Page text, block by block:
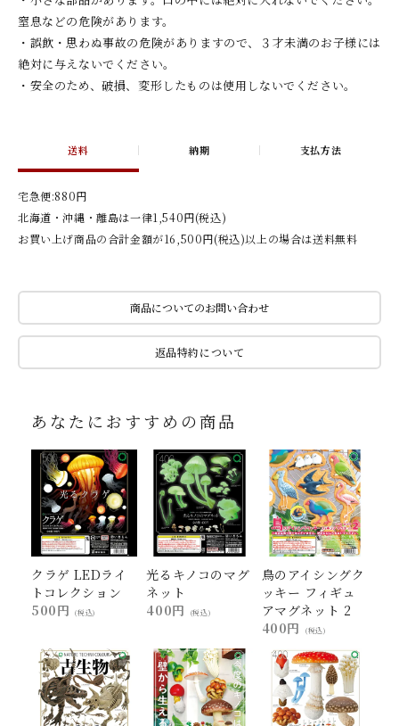
窒息などの危険があります。
・誤飲・思わぬ事故の危険がありますので、３才未満のお子様には
絶対に与えないでください。
・安全のため、破損、変形したものは使用しないでください。
送料 納期 支払方法
宅急便:880円
北海道・沖縄・離島は一律1,540円(税込)
お買い上げ商品の合計金額が16,500円(税込)以上の場合は送料無料
商品についてのお問い合わせ
返品特約について
あなたにおすすめの商品
クラゲ LEDライ
トコレクション
500円
(税込)
光るキノコのマグ
ネット
400円
(税込)
鳥のアイシングク
ッキー フィギュ
アマグネット 2
400円
(税込)